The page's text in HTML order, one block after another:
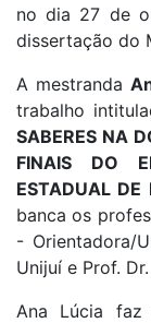
no dia 27 de
dissertação do
A mestranda
trabalho
SABERES NA
FINAIS DO
ESTADUAL
banca os
- Orientadora/
Unijuí e Prof.
Ana Lúcia faz